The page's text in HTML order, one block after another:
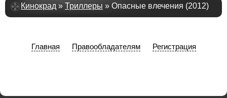
Кинокрад » Триллеры » Опасные влечения (2012)
Главная Правообладателям Регистрация